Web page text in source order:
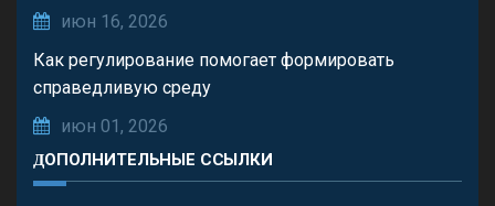
июн 16, 2026
Как регулирование помогает формировать
справедливую среду
июн 01, 2026
ДОПОЛНИТЕЛЬНЫЕ ССЫЛКИ